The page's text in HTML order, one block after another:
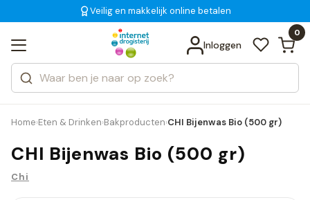
voor 18:00 uur besteld
Gratis bezorging
Veilig en makkelijk online betalen
Inloggen
0
Zoeken
Categorieën
Merken
Bekijk alle resultaten
Home›Eten & Drinken›Bakproducten›CHI Bijenwas Bio (500 gr)
CHI Bijenwas Bio (500 gr)
Chi